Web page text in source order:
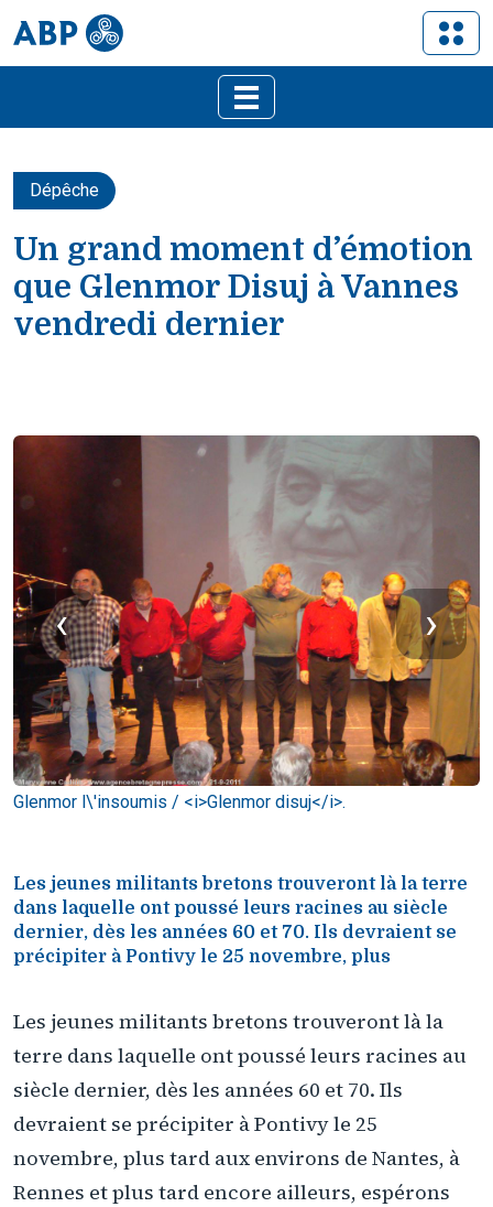
Dépêche
Un grand moment d’émotion
que Glenmor Disuj à Vannes
vendredi dernier
Glenmor l\'insoumis / <i>Glenmor disuj</i>.
‹ ›
Les jeunes militants bretons trouveront là la terre
dans laquelle ont poussé leurs racines au siècle
dernier, dès les années 60 et 70. Ils devraient se
précipiter à Pontivy le 25 novembre, plus
Les jeunes militants bretons trouveront là la
terre dans laquelle ont poussé leurs racines au
siècle dernier, dès les années 60 et 70. Ils
devraient se précipiter à Pontivy le 25
novembre, plus tard aux environs de Nantes, à
Rennes et plus tard encore ailleurs, espérons